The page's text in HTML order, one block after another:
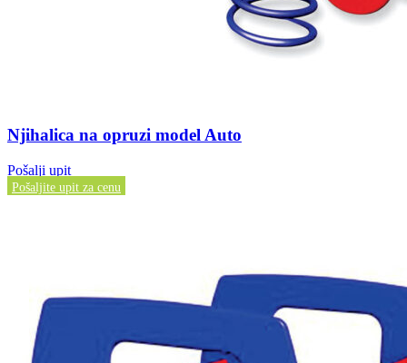
Njihalica na opruzi model Auto
Pošalji upit
Pošaljite upit za cenu